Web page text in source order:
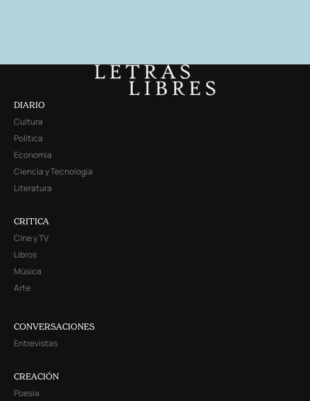
DIARIO
Cultura
Política
Economía
Ciencia y Tecnología
Literatura
CRITICA
Cine y TV
Libros
Música
Arte
CONVERSACIONES
Entrevistas
CREACIÓN
Poesía